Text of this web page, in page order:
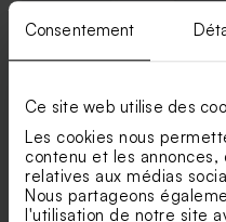
Consentement
Ce site web utilise des
Les cookies nous
contenu et les
relatives aux médias
Nous partageons
l'utilisation de notre site
Jolie enveloppe blanche
rectangle